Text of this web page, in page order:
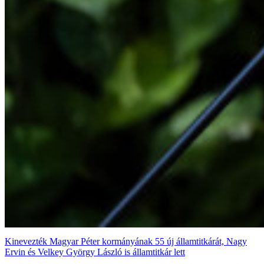
Kinevezték Magyar Péter kormányának 55 új államtitkárát, Nagy
Ervin és Velkey György László is államtitkár lett